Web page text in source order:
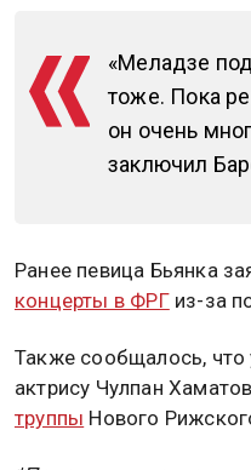
«Меладзе
тоже. Пока
он очень
заключил
Ранее певица Бьянка
концерты в ФРГиз-за
Также сообщалось,
актрису Чулпан
труппы Нового